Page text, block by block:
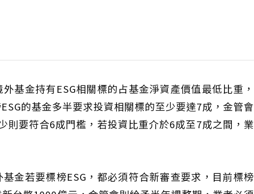
基金持有ESG相關標的占基金淨資產價值最低比重，
的基金多半要求投資相關標的至少要達7成，金管會
則要符合6成門檻，若投資比重介於6成至7成之間，業
金若要標榜ESG，都必須符合新審查要求，目前標榜